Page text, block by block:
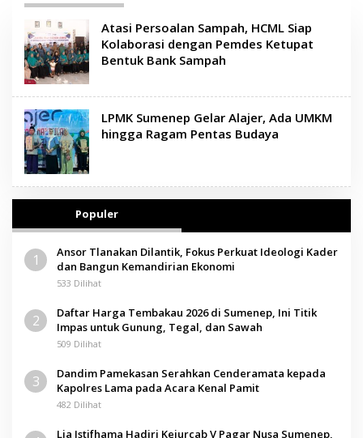
Atasi Persoalan Sampah, HCML Siap
Kolaborasi dengan Pemdes Ketupat
Bentuk Bank Sampah
LPMK Sumenep Gelar Alajer, Ada UMKM
hingga Ragam Pentas Budaya
Populer
1
Ansor Tlanakan Dilantik, Fokus Perkuat Ideologi Kader
dan Bangun Kemandirian Ekonomi
533 Dilihat
2
Daftar Harga Tembakau 2026 di Sumenep, Ini Titik
Impas untuk Gunung, Tegal, dan Sawah
509 Dilihat
3
Dandim Pamekasan Serahkan Cenderamata kepada
Kapolres Lama pada Acara Kenal Pamit
482 Dilihat
Lia Istifhama Hadiri Kejurcab V Pagar Nusa Sumenep,